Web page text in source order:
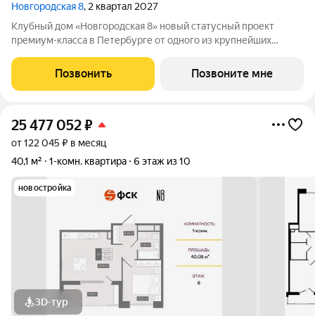
Новгородская 8, 2 квартал 2027
Клубный дом «Новгородская 8» новый статусный проект
премиум-класса в Петербурге от одного из крупнейших
Новгородской улице в районе со сложившейся
инфраструктурой, в непосредственной близости
Позвонить Позвоните мне
25 477 052₽
от 122 045 ₽ в месяц
40,1 м²
1-комн. квартира 6 этаж из 10
новостройка
3D-тур